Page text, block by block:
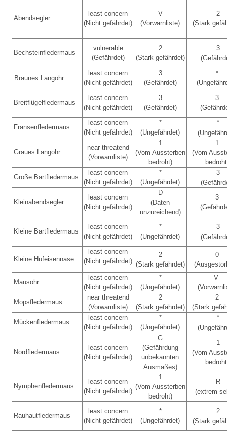
Abendsegler
least concern
(Nicht gefährdet)
V
(Vorwarnliste)
2
(Stark
Bechsteinfledermaus
vulnerable
(Gefährdet)
2
(Stark gefährdet)
3
Braunes Langohr
least concern
(Nicht gefährdet)
3
(Gefährdet)
*
Breitflügelfledermaus
least concern
(Nicht gefährdet)
3
(Gefährdet)
3
Fransenfledermaus
least concern
(Nicht gefährdet)
*
(Ungefährdet)
*
Graues Langohr
near threatend
(Vorwarnliste)
1
(Vom Aussterben
bedroht)
1
(Vom
Große Bartfledermaus
least concern
(Nicht gefährdet)
*
(Ungefährdet)
3
Kleinabendsegler
least concern
(Nicht gefährdet)
D
(Daten
unzureichend)
3
Kleine Bartfledermaus
least concern
(Nicht gefährdet)
*
(Ungefährdet)
3
Kleine Hufeisennase
least concern
(Nicht gefährdet)
2
(Stark gefährdet)
0
Mausohr
least concern
(Nicht gefährdet)
*
(Ungefährdet)
V
Mopsfledermaus
near threatend
(Vorwarnliste)
2
(Stark gefährdet)
2
(Stark
Mückenfledermaus
least concern
(Nicht gefährdet)
*
(Ungefährdet)
*
Nordfledermaus
least concern
(Nicht gefährdet)
G
(Gefährdung
unbekannten
Ausmaßes)
1
(Vom
Nymphenfledermaus
least concern
(Nicht gefährdet)
1
(Vom Aussterben
bedroht)
R
(extrem
Rauhautfledermaus
least concern
(Nicht gefährdet)
*
(Ungefährdet)
2
(Stark